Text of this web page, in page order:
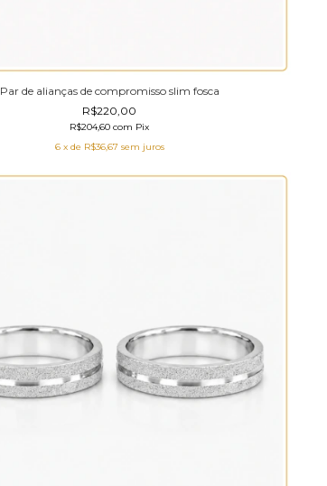
Par de alianças de compromisso slim fosca
R$220,00
R$204,60com Pix
6 x de R$36,67 sem juros